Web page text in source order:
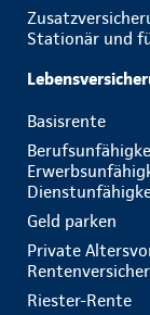
Stationär und
Basisrente
Geld parken
Private
Riester-Rente